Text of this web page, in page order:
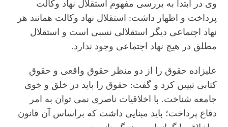
وی در ابتدا به بررسی مفهوم استقلال نهاد وکالت
پرداخت و اظهار داشت: استقلال نهاد وکالت همانند هر
نهاد اجتماعی دیگر استقلالی نسبی است و استقلال
مطلق در هیچ نهاد اجتماعی وجود ندارد.
علیزاده حقوق را از دو منظر حقوق واقعی و حقوق
کتابی تبیین کرد و گفت: حقوق را باید در خلق و خوی
جامعه شناخت. با اخلاقیات ناصری نمی توان به امر
دفاع پرداخت؛ باید مبنایی داشت که براساس آن قانون